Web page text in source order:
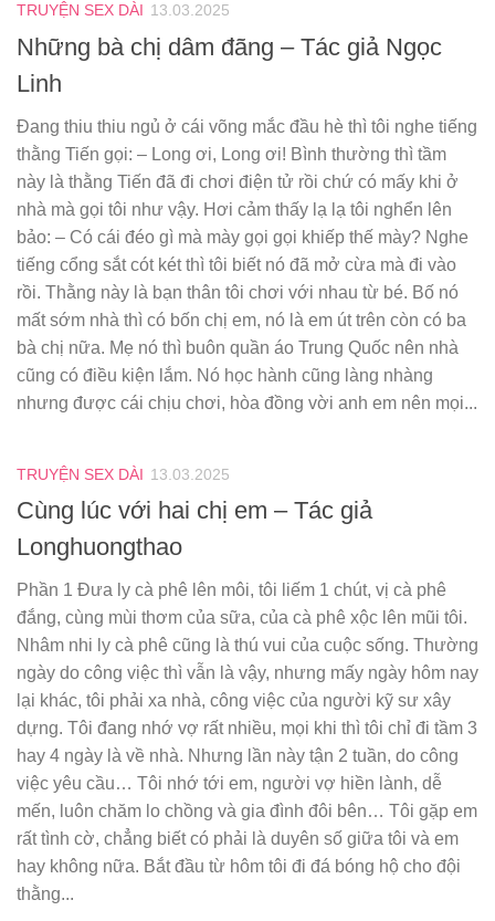
TRUYỆN SEX DÀI 13.03.2025
Những bà chị dâm đãng – Tác giả Ngọc
Linh
Đang thiu thiu ngủ ở cái võng mắc đầu hè thì tôi nghe tiếng
thằng Tiến gọi: – Long ơi, Long ơi! Bình thường thì tầm
này là thằng Tiến đã đi chơi điện tử rồi chứ có mấy khi ở
nhà mà gọi tôi như vậy. Hơi cảm thấy lạ lạ tôi nghển lên
bảo: – Có cái đéo gì mà mày gọi gọi khiếp thế mày? Nghe
tiếng cổng sắt cót két thì tôi biết nó đã mở cừa mà đi vào
rồi. Thằng này là bạn thân tôi chơi với nhau từ bé. Bố nó
mất sớm nhà thì có bốn chị em, nó là em út trên còn có ba
bà chị nữa. Mẹ nó thì buôn quần áo Trung Quốc nên nhà
cũng có điều kiện lắm. Nó học hành cũng làng nhàng
nhưng được cái chịu chơi, hòa đồng vời anh em nên mọi...
TRUYỆN SEX DÀI 13.03.2025
Cùng lúc với hai chị em – Tác giả
Longhuongthao
Phần 1 Đưa ly cà phê lên môi, tôi liếm 1 chút, vị cà phê
đắng, cùng mùi thơm của sữa, của cà phê xộc lên mũi tôi.
Nhâm nhi ly cà phê cũng là thú vui của cuộc sống. Thường
ngày do công việc thì vẫn là vậy, nhưng mấy ngày hôm nay
lại khác, tôi phải xa nhà, công việc của người kỹ sư xây
dựng. Tôi đang nhớ vợ rất nhiều, mọi khi thì tôi chỉ đi tầm 3
hay 4 ngày là về nhà. Nhưng lần này tận 2 tuần, do công
việc yêu cầu… Tôi nhớ tới em, người vợ hiền lành, dễ
mến, luôn chăm lo chồng và gia đình đôi bên… Tôi gặp em
rất tình cờ, chẳng biết có phải là duyên số giữa tôi và em
hay không nữa. Bắt đầu từ hôm tôi đi đá bóng hộ cho đội
thằng...